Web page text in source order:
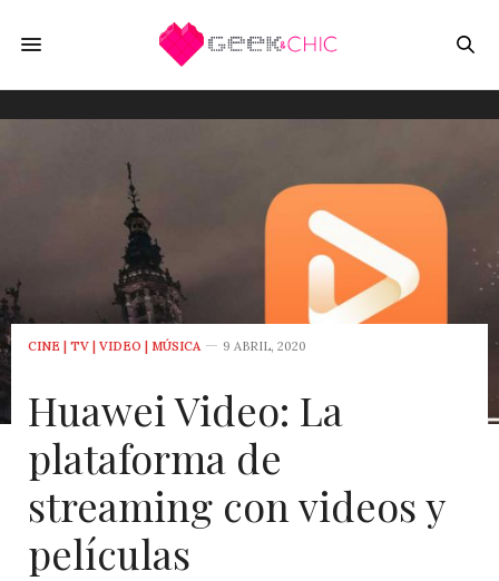
CINE | TV | VIDEO | MÚSICA 9 ABRIL, 2020
Huawei Video: La
plataforma de
streaming con videos y
películas